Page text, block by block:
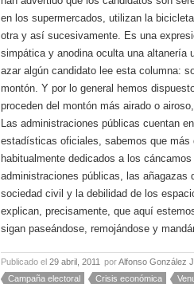
en los supermercados, utilizan la
otra y así sucesivamente. Es una
simpática y anodina oculta una altanería
azar algún candidato lee esta columna:
montón. Y por lo general hemos
proceden del montón más airado o
Las administraciones públicas cuentan
estadísticas oficiales, sabemos que
habitualmente dedicados a los
administraciones públicas, las añagazas
sociedad civil y la debilidad de los
explican, precisamente, que aquí
sigan paseándose, remojándose y
Publicado el 29 abril, 2011 porAlfonso González
Campaña electoral
Crisis económica